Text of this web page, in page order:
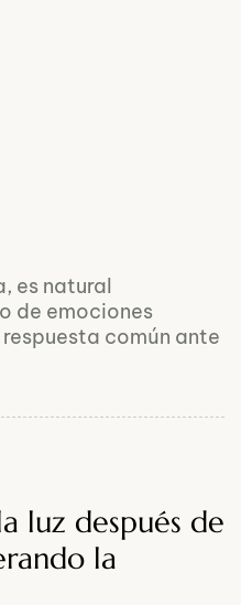
es natural
de emociones
común ante
luz después de
la